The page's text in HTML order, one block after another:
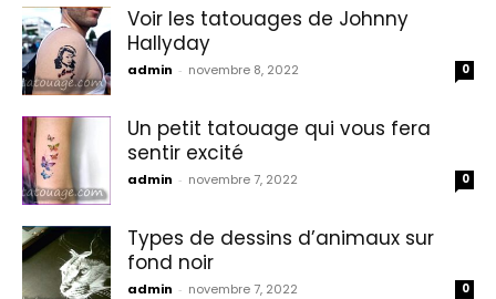
Voir les tatouages de Johnny
Hallyday
admin - novembre 8, 2022 0
Un petit tatouage qui vous fera
sentir excité
admin - novembre 7, 2022 0
Types de dessins d’animaux sur
fond noir
admin - novembre 7, 2022 0